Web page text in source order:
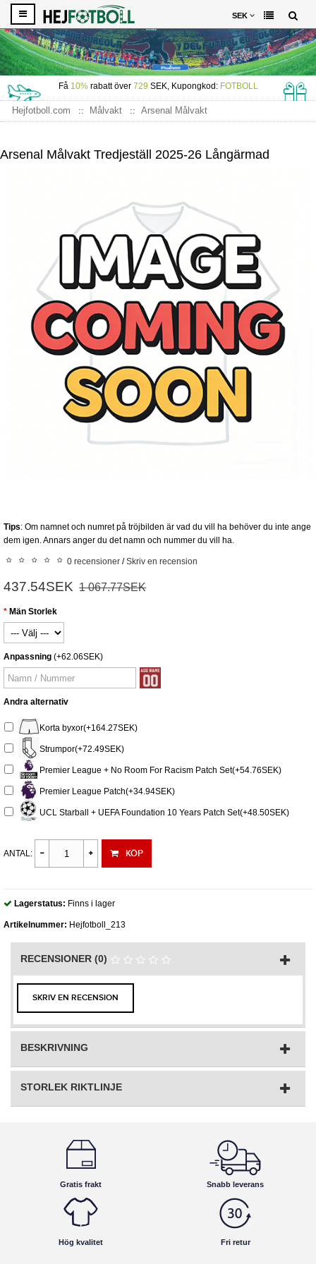
SEK
Få 10%rabatt över 729 SEK, Kupongkod: FOTBOLL
Hejfotboll.com Målvakt
Arsenal Målvakt
Arsenal Målvakt Tredjeställ 2025-26 Långärmad
Tips: Om namnet och numret på tröjbilden är vad du vill ha behöver du inte ange
dem igen. Annars anger du det namn och nummer du vill ha.
0 recensioner /Skriv en recension
437.54SEK 1 067.77SEK
Män Storlek
Anpassning (+62.06SEK)
Andra alternativ
Korta byxor(+164.27SEK)
Strumpor(+72.49SEK)
Premier League + No Room For Racism Patch Set(+54.76SEK)
Premier League Patch(+34.94SEK)
UCL Starball + UEFA Foundation 10 Years Patch Set(+48.50SEK)
ANTAL: KÖP
Lagerstatus: Finns i lager
Artikelnummer: Hejfotboll_213
RECENSIONER (0)
SKRIV EN RECENSION
BESKRIVNING
STORLEK RIKTLINJE
Gratis frakt Snabb leverans
Hög kvalitet Fri retur